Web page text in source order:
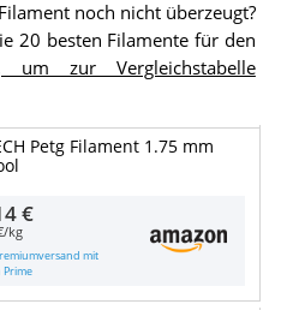
noch nicht überzeugt?
20 besten Filamente für den
um zur Vergleichstabelle
Petg Filament 1.75 mm
€
kg
mit
Prime